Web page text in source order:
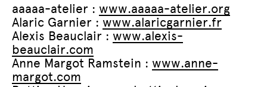
aaaaa-atelier : www.aaaaa-atelier.org
Alaric Garnier : www.alaricgarnier.fr
Alexis Beauclair : www.alexis-
beauclair.com
Anne Margot Ramstein : www.anne-
margot.com